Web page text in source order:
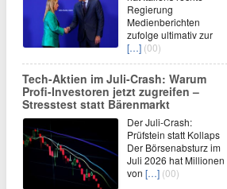
Regierung
Medienberichten
zufolge ultimativ zur
[…] (00)
Tech-Aktien im Juli-Crash: Warum
Profi-Investoren jetzt zugreifen –
Stresstest statt Bärenmarkt
Der Juli-Crash:
Prüfstein statt Kollaps
Der Börsenabsturz im
Juli 2026 hat Millionen
von […] (00)